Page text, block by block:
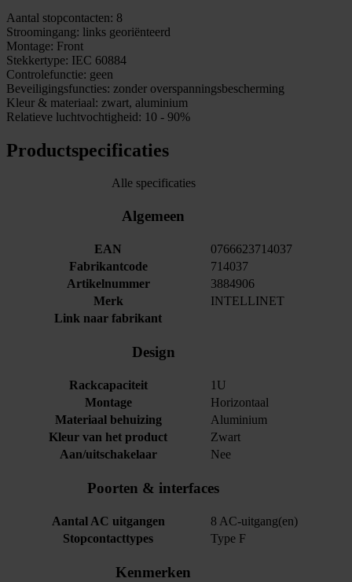
Aantal stopcontacten: 8
Stroomingang: links georiënteerd
Montage: Front
Stekkertype: IEC 60884
Controlefunctie: geen
Beveiligingsfuncties: zonder overspanningsbescherming
Kleur & materiaal: zwart, aluminium
Relatieve luchtvochtigheid: 10 - 90%
Productspecificaties
Alle specificaties
Algemeen
EAN
0766623714037
Fabrikantcode
714037
Artikelnummer
3884906
Merk
INTELLINET
Link naar fabrikant
Design
Rackcapaciteit
1U
Montage
Horizontaal
Materiaal behuizing
Aluminium
Kleur van het product
Zwart
Aan/uitschakelaar
Nee
Poorten & interfaces
Aantal AC uitgangen
8 AC-uitgang(en)
Stopcontacttypes
Type F
Kenmerken